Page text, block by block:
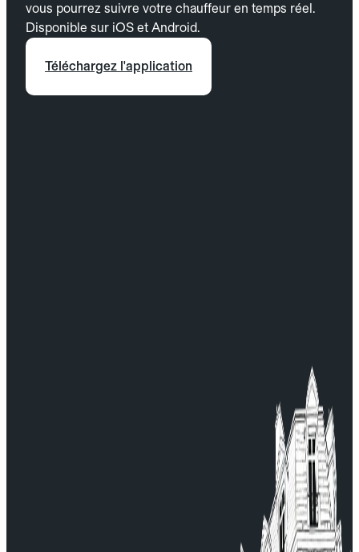
vous pourrez suivre votre chauffeur en temps réel.
Disponible sur iOS et Android.
Téléchargez l'application